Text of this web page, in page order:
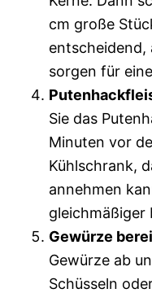
cm große
entscheidend,
sorgen für
Sie das
Minuten vor
Kühlschrank,
annehmen
gleichmäßiger
Gewürze
Gewürze ab
Schüsseln